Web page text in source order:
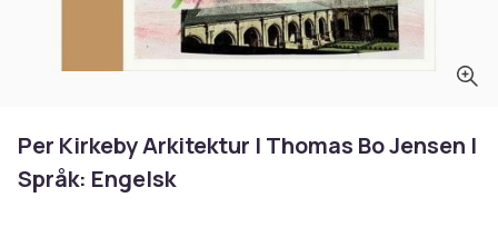
Per Kirkeby Arkitektur | Thomas Bo Jensen |
Språk: Engelsk